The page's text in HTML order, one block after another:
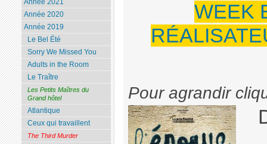
WEEK
Pour agrandir
Année 2021
Année 2020
Année 2019
Le Bel Été
Sorry We Missed You
Adults in the Room
Le Traître
Les Petits Maîtres du
Grand hôtel
Atlantique
Ceux qui travaillent
The Third Murder